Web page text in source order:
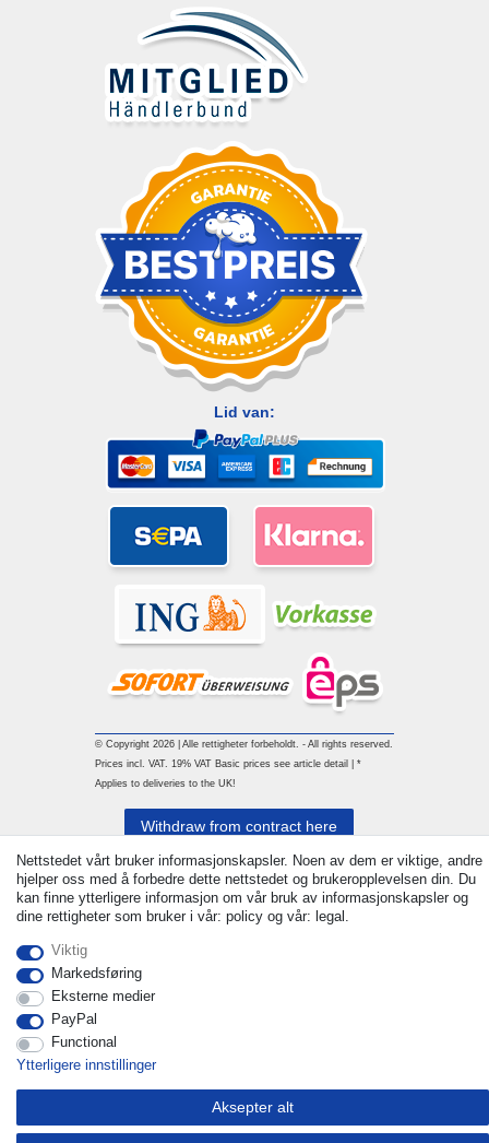
Lid van:
© Copyright 2026 | Alle rettigheter forbeholdt. - All rights reserved.
Prices incl. VAT. 19% VAT Basic prices see article detail | *
Applies to deliveries to the UK!
Nettstedet vårt bruker informasjonskapsler. Noen av dem er viktige, andre
hjelper oss med å forbedre dette nettstedet og brukeropplevelsen din. Du
kan finne ytterligere informasjon om vår bruk av informasjonskapsler og
dine rettigheter som bruker i vår: policy og vår: legal.
Viktig
Markedsføring
Eksterne medier
PayPal
Functional
Ytterligere innstillinger
Aksepter alt
Withdraw from contract here
Ta kontakt med